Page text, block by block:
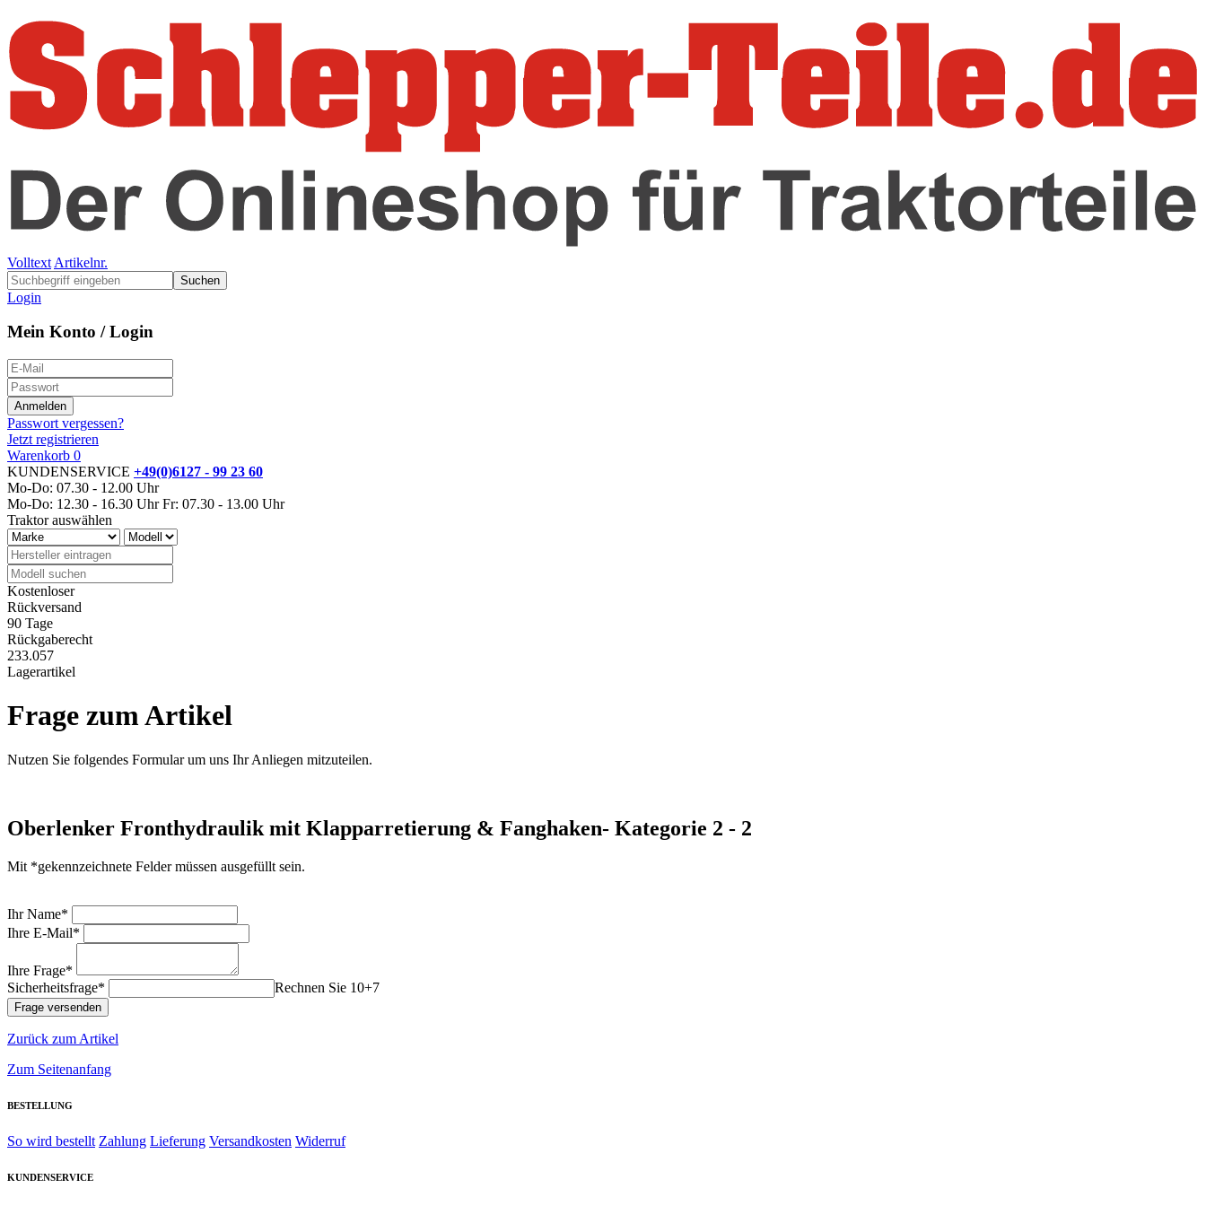
Volltext Artikelnr.
Suchen
Login
Mein Konto / Login
Passwort vergessen?
Jetzt registrieren
Warenkorb 0
KUNDENSERVICE +49(0)6127 - 99 23 60
Mo-Do: 07.30 - 12.00 Uhr
Mo-Do: 12.30 - 16.30 Uhr Fr: 07.30 - 13.00 Uhr
Traktor auswählen
Kostenloser
Rückversand
90 Tage
Rückgaberecht
233.057
Lagerartikel
Frage zum Artikel
Nutzen Sie folgendes Formular um uns Ihr Anliegen mitzuteilen.
Oberlenker Fronthydraulik mit Klapparretierung & Fanghaken- Kategorie 2 - 2
Mit *gekennzeichnete Felder müssen ausgefüllt sein.
Ihr Name*
Ihre E-Mail*
Ihre Frage*
Sicherheitsfrage*
Rechnen Sie 10+7
Zurück zum Artikel
Zum Seitenanfang
BESTELLUNG
So wird bestellt Zahlung Lieferung Versandkosten Widerruf
KUNDENSERVICE